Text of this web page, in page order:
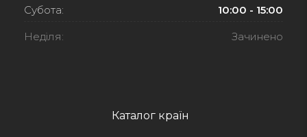
Каталог країн
Субота: 10:00 - 15:00
Неділя: Зачинено